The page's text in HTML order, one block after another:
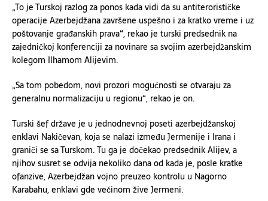
„To je Turskoj razlog za ponos kada vidi da su antiterorističke
operacije Azerbejdžana završene uspešno i za kratko vreme i uz
poštovanje građanskih prava“, rekao je turski predsednik na
zajedničkoj konferenciji za novinare sa svojim azerbejdžanskim
kolegom Ilhamom Alijevim.
„Sa tom pobedom, novi prozori mogućnosti se otvaraju za
generalnu normalizaciju u regionu“, rekao je on.
Turski šef države je u jednodnevnoj poseti azerbejdžanskoj
enklavi Nakičevan, koja se nalazi između Jermenije i Irana i
graniči se sa Turskom. Tu ga je dočekao predsednik Alijev, a
njihov susret se odvija nekoliko dana od kada je, posle kratke
ofanzive, Azerbejdžan vojno preuzeo kontrolu u Nagorno
Karabahu, enklavi gde većinom žive Jermeni.